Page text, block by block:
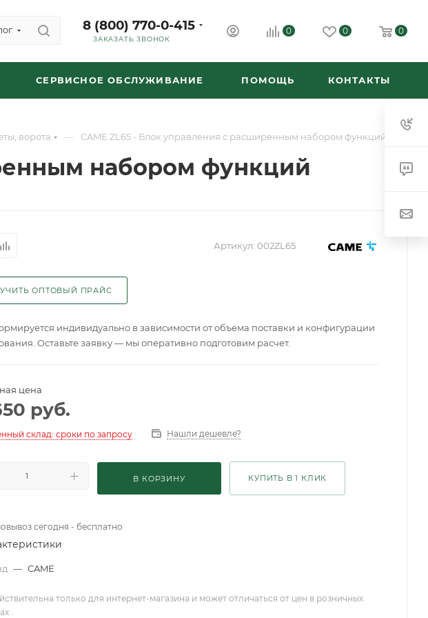
8 (800) 770-0-415
ЗАКАЗАТЬ ЗВОНОК
0 0 0
СЕРВИСНОЕ ОБСЛУЖИВАНИЕ ПОМОЩЬ КОНТАКТЫ
ворота — CAME ZL65 - Блок управления с расширенным набором функций
набором функций
Артикул: 002ZL65
ОПТОВЫЙ ПРАЙС
индивидуально в зависимости от объема поставки и конфигурации
Оставьте заявку — мы оперативно подготовим расчет.
цена
руб.
склад: сроки по запросу Нашли дешевле?
В КОРЗИНУ КУПИТЬ В 1 КЛИК
сегодня - бесплатно
— CAME
только для интернет-магазина и может отличаться от цен в розничных
.